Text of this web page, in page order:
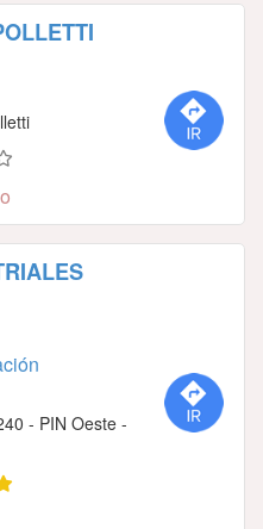
- PIN Oeste -